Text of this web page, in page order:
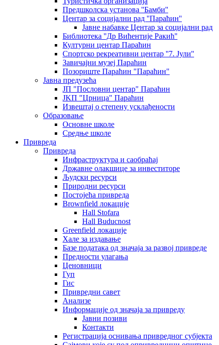
Предшколска установа ''Бамби''
Центар за социјални рад ''Параћин''
Јавне набавке Центар за социјални рад
Библиотека ''Др Вићентије Ракић''
Културни центар Параћин
Спортско рекреативни центар ''7. Јули''
Завичајни музеј Параћин
Позориште Параћин "Параћин"
Јавна предузећа
ЈП "Пословни центар" Параћин
ЈKП "Црница" Параћин
Извештај о степену усклађености
Образовање
Основне школе
Средње школе
Привреда
Привреда
Инфраструктура и саобраћај
Државне олакшице за инвеститоре
Људски ресурси
Природни ресурси
Постојећа привреда
Brownfield локације
Hall Stofara
Hall Buducnost
Greenfield локације
Хале за издавање
Базе података од значаја за развој привреде
Предности улагања
Ценовници
Гуп
Гис
Привредни савет
Aнализе
Информације од значаја за привреду
Јавни позиви
Контакти
Регистрација оснивања привредног субјекта